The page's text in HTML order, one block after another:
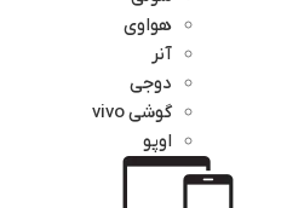
هواوی
آنر
دوجی
گوشی vivo
اوپو